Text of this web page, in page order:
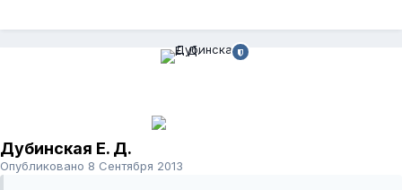
Дубинская Е. Д.
Опубликовано 8 Сентября 2013